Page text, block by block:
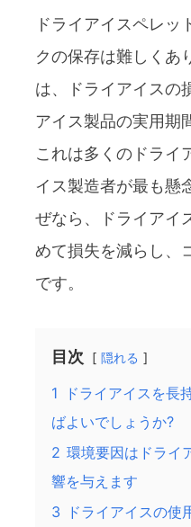
ドライアイスペレッ
クの保存は難しくあ
は、ドライアイスの
アイス製品の実用期
これは多くのドライ
イス製造者が最も懸
ぜなら、ドライアイ
めて損失を減らし、
です。
目次 隠れる
1
ドライアイスを長
ばよいでしょうか?
2 環境要因はドライ
響を与えます
3 ドライアイスの使